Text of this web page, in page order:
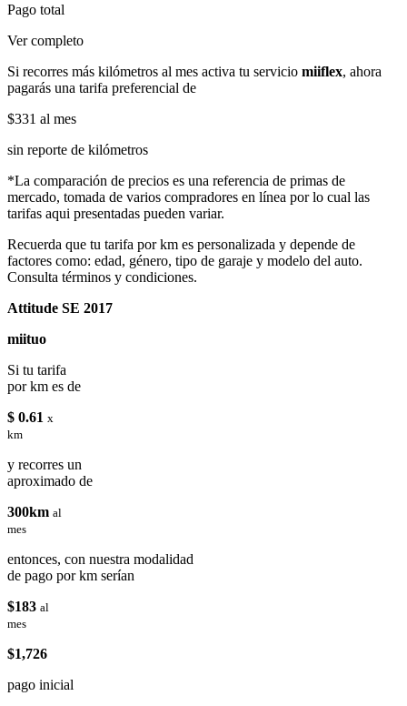
Pago total
Ver completo
Si recorres más kilómetros al mes activa tu servicio miiflex, ahora
pagarás una tarifa preferencial de
$331 al mes
sin reporte de kilómetros
*La comparación de precios es una referencia de primas de
mercado, tomada de varios compradores en línea por lo cual las
tarifas aqui presentadas pueden variar.
Recuerda que tu tarifa por km es personalizada y depende de
factores como: edad, género, tipo de garaje y modelo del auto.
Consulta términos y condiciones.
Attitude SE 2017
miituo
Si tu tarifa
por km es de
$ 0.61 x
km
y recorres un
aproximado de
300km al
mes
entonces, con nuestra modalidad
de pago por km serían
$183 al
mes
$1,726
pago inicial